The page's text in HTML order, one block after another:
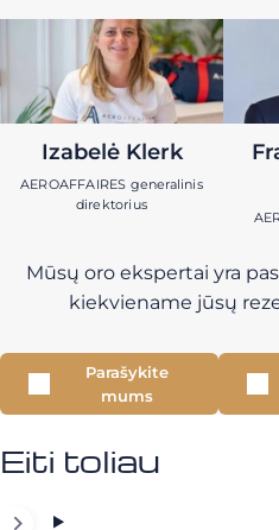
Izabelė Klerk
AEROAFFAIRES generalinis
direktorius
Mūsų oro ekspertai yra
kiekviename jūsų
Parašykite
mums
Eiti toliau